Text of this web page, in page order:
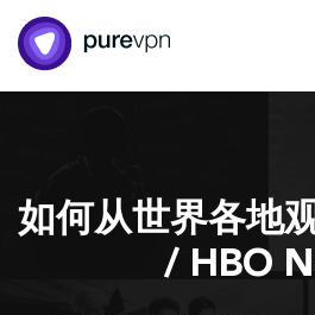
如何从世界各地
/ HBO